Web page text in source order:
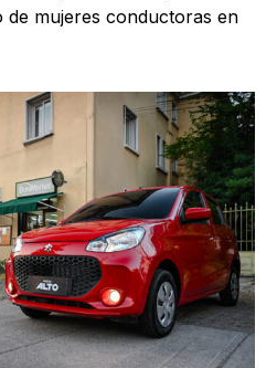
mujeres conductoras en